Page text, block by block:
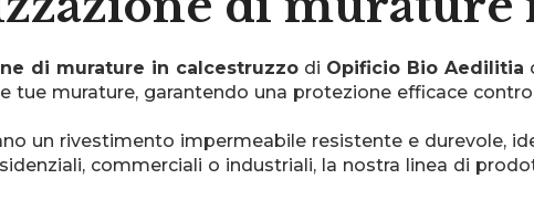
di murature in calcestruzzo di Opificio Bio Aedilitia
tue murature, garantendo una protezione efficace
un rivestimento impermeabile resistente e durevole,
commerciali o industriali, la nostra linea di